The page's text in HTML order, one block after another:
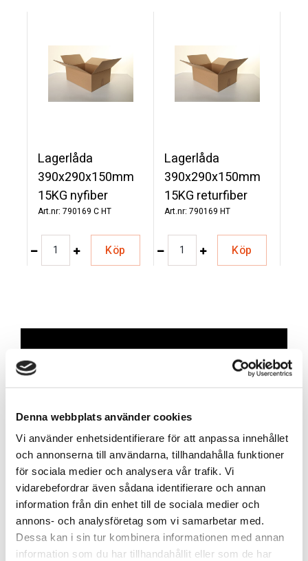
Denna webbplats använder cookies
Vi använder enhetsidentifierare för att anpassa innehållet
och annonserna till användarna, tillhandahålla funktioner
för sociala medier och analysera vår trafik. Vi
vidarebefordrar även sådana identifierare och annan
information från din enhet till de sociala medier och
annons- och analysföretag som vi samarbetar med.
Dessa kan i sin tur kombinera informationen med annan
information som du har tillhandahållit eller som de har
Lagerlåda
390x290x150mm
15KG nyfiber
790169 C HT
Köp
Lagerlåda
390x290x150mm
15KG returfiber
790169 HT
Köp
Skapa ett företagskonto för att enkelt och
produkter, se dina avtalspriser, orderhistorik och
mycket mer!
Skapa konto